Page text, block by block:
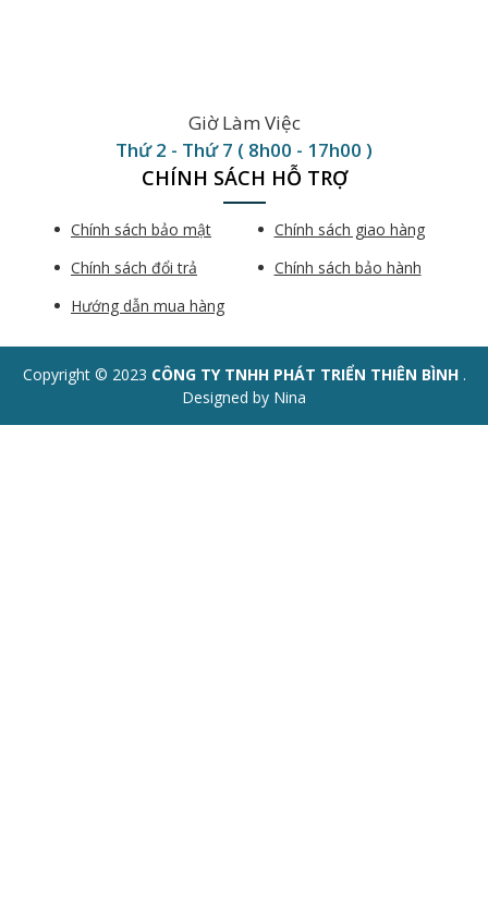
Giờ Làm Việc
Thứ 2 - Thứ 7 ( 8h00 - 17h00 )
CHÍNH SÁCH HỖ TRỢ
Chính sách bảo mật
Chính sách giao hàng
Chính sách đổi trả
Chính sách bảo hành
Hướng dẫn mua hàng
Copyright © 2023 CÔNG TY TNHH PHÁT TRIỂN THIÊN BÌNH .
Designed by Nina